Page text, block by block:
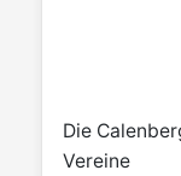
Die
Vereine